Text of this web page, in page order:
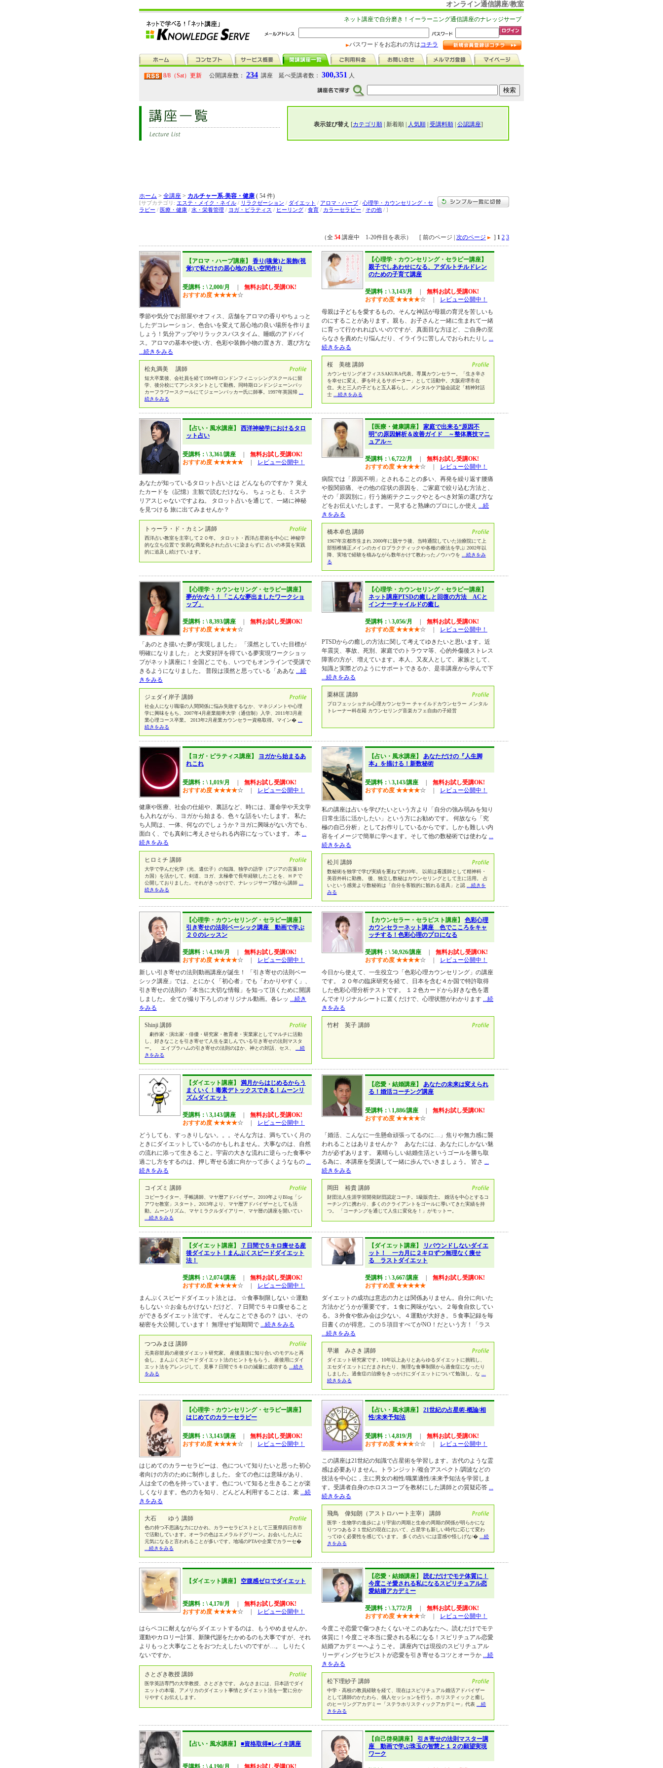
オンライン通信講座/教室
ネット講座で自分磨き！イーラーニング通信講座のナレッジサーブ
パスワードをお忘れの方はコチラ
8/8（Sat）更新 公開講座数： 234 講座 延べ受講者数： 300,351 人
表示並び替え [カテゴリ順| 新着順 | 人気順| 受講料順| 公認講座]
ホーム > 全講座 > カルチャー系-美容・健康 ( 54 件)
[サブカテゴリ: エステ・メイク・ネイル / リラクゼーション / ダイエット / アロマ・ハーブ / 心理学・カウンセリング・セ
ラピー / 医療・健康 / 水・栄養管理 / ヨガ・ピラティス / ヒーリング / 食育 / カラーセラピー / その他 / ]
（全 54 講座中 1-20件目を表示） [ 前のページ | 次のページ ] 1 2 3
【アロマ・ハーブ講座】 香り(嗅覚)と装飾(視
覚)で私だけの居心地の良い空間作り
受講料：\ 2,000/月
無料お試し受講OK!
おすすめ度 ★★★★☆
季節や気分でお部屋やオフィス、店舗をアロマの香りやちょっと
したデコレーション、色合いを変えて居心地の良い場所を作りま
しょう！気分アップやリラックスバスタイム、睡眠のアドバイ
ス。アロマの基本や使い方、色彩や装飾小物の置き方、選び方な
...続きをみる
松丸満美 講師
短大卒業後、会社員を経て1994年ロンドンフィニッシングスクールに留
学、後分校にてアシスタントとして勤務。同時期ロンドンジェーンパッ
カーフラワースクールにてジェーンパッカー氏に師事。1997年英国帰
続きをみる
【心理学・カウンセリング・セラピー講座】
親子でしあわせになる、アダルトチルドレン
のための子育て講座
受講料：\ 3,143/月
無料お試し受講OK!
おすすめ度 ★★★★☆
レビュー公開中！
母親は子どもを愛するもの。そんな神話が母親の育児を苦しいも
のにすることがあります。親も、お子さんと一緒に生まれて一緒
に育って行かれればいいのですが、真面目な方ほど、ご自身の至
らなさを責めたり悩んだり、イライラに苦しんでおられたりし ...
続きをみる
桜 美穂 講師
カウンセリングオフィスSAKURA代表。専属カウンセラー。「生き辛さ
を幸せに変え、夢を叶えるサポーター」として活動中。大阪府堺市在
住。夫と三人の子どもと五人暮らし。メンタルケア協会認定「精神対話
士
...続きをみる
【占い・風水講座】 西洋神秘学におけるタロ
ット占い
受講料：\ 3,361/講座
無料お試し受講OK!
おすすめ度 ★★★★★ レビュー公開中！
あなたが知っているタロット占いとは どんなものですか？ 覚え
たカードを（記憶）主観で読むだけなら。 ちょっとも、ミステ
リアスじゃないですよね。 タロット占いを通じて、一緒に神秘
を見つける 旅に出てみませんか？
トゥーラ・ド・カミン 講師
西洋占い教室を主宰して２０年。 タロット・西洋占星術を中心に 神秘学
的な立ち位置で 安易な商業化された占いに染まらずに 占いの本質を実践
的に追及し続けています。
【医療・健康講座】 家庭で出来る“原因不
明”の原因解析＆改善ガイド ～整体裏技マニ
ュアル～
受講料：\ 6,722/月
無料お試し受講OK!
おすすめ度 ★★★★☆
レビュー公開中！
病院では「原因不明」とされることの多い、再発を繰り返す腰痛
や股関節痛、その他の症状の原因を、ご家庭で絞り込む方法と、
その「原因別に」行う施術テクニックやとるべき対策の選び方な
どをお伝えいたします。 一見すると熟練のプロにしか使え ...続
きをみる
橋本卓也 講師
1967年京都市生まれ 2000年に脱サラ後、当時通院していた治療院にて上
部頸椎矯正メインのカイロプラクティックや各種の療法を学ぶ 2002年以
降、実地で経験を積みながら数年かけて教わったノウハウを
...続きをみ
る
【心理学・カウンセリング・セラピー講座】
夢がかなう！「こんな夢出ましたワークショ
ップ」
受講料：\ 8,393/講座
無料お試し受講OK!
おすすめ度 ★★★★☆
「あのとき描いた夢が実現しました」 「漠然としていた目標が
明確になりました」 と大変好評を得ている夢実現ワークショッ
プがネット講座に！全国どこでも、いつでもオンラインで受講で
きるようになりました。 普段は漠然と思っている「ああな ...続
きをみる
ジェダイ岸子 講師
社会人になり職場の人間関係に悩み失敗するなか、マネジメントや心理
学に興味をもち、2007年4月産業能率大学（通信制）入学、2011年3月産
業心理コース卒業。 2013年2月産業カウンセラー資格取得。マイン�
続きをみる
【心理学・カウンセリング・セラピー講座】
ネット講座PTSDの癒しと回復の方法 ACと
インナーチャイルドの癒し
受講料：\ 3,056/月
無料お試し受講OK!
おすすめ度 ★★★★☆
レビュー公開中！
PTSDからの癒しの方法に関して考えてゆきたいと思います。近
年震災、事故、死別、家庭でのトラウマ等、心的外傷後ストレス
障害の方が、増えています。本人、又友人として、家族として、
知識と実際どのようにサポートできるか、是非講座から学んで下
...続きをみる
栗林匡 講師
プロフェッショナル心理カウンセラー チャイルドカウンセラー メンタル
トレーナー科在籍 カウンセリング音楽カフェ自由の子経営
【ヨガ・ピラティス講座】 ヨガから始まるあ
れこれ
受講料：\ 1,019/月
無料お試し受講OK!
おすすめ度 ★★★★☆ レビュー公開中！
健康や医療、社会の仕組や、裏話など、時には、運命学や天文学
も入れながら、ヨガから始まる、色々な話をいたします。 私た
ち人間は、一体、何なのでしょうか？ヨガに興味がない方でも、
面白く、でも真剣に考えさせられる内容になっています。 本 ...
続きをみる
ヒロミチ 講師
大学で学んだ化学（光、遺伝子）の知識、独学の語学（アジアの言葉10
カ国）を活かして、剣道、ヨガ、太極拳で長年経験したことを、ＨＰで
公開しておりました。それがきっかけで、ナレッジサーブ様から講師
続きをみる
【占い・風水講座】 あなただけの『人生脚
本』を描ける！新数秘術
受講料：\ 3,143/講座
無料お試し受講OK!
おすすめ度 ★★★★☆ レビュー公開中！
私の講座は占いを学びたいという方より「自分の強み弱みを知り
日常生活に活かしたい」という方にお勧めです。 何故なら「究
極の自己分析」としてお作りしているからです。しかも難しい内
容をイメージで簡単に学べます。そして他の数秘術では使わな ...
続きをみる
松川 講師
数秘術を独学で学び実績を重ねて約10年。 以前は看護師として精神科・
美容外科に勤務。 後、独立し数秘はカウンセリングとして主に活用。 占
いという感覚より数秘術は「自分を客観的に観れる道具」と認
...続きを
みる
【心理学・カウンセリング・セラピー講座】
引き寄せの法則ベーシック講座 動画で学ぶ
２０のレッスン
受講料：\ 4,190/月
無料お試し受講OK!
おすすめ度 ★★★★☆
レビュー公開中！
新しい引き寄せの法則動画講座が誕生！ 「引き寄せの法則ベー
シック講座」では、とにかく「初心者」でも「わかりやすく」、
引き寄せの法則の「本当に大切な情報」を知って頂くために開講
しました。 全てが撮り下ろしのオリジナル動画。各レッ ...続き
をみる
Shinji 講師
劇作家・演出家・俳優・研究家・教育者・実業家としてマルチに活動
し、好きなことを引き寄せて人生を楽しんでいる引き寄せの法則マスタ
ー。 エイブラハムの引き寄せの法則のほか、神との対話、セス、
...続
きをみる
【カウンセラー・セラピスト講座】 色彩心理
カウンセラーネット講座 色でこころをキャ
ッチする！色彩心理のプロになる
受講料：\ 50,926/講座
無料お試し受講OK!
おすすめ度 ★★★★☆
レビュー公開中！
今日から使えて、一生役立つ「色彩心理カウンセリング」の講座
です。 ２０年の臨床研究を経て、日本を含む４か国で特許取得
した色彩心理分析テストです。 １２色カードから好きな色を選
んでオリジナルシートに置くだけで、心理状態がわかります ...続
きをみる
竹村 英子 講師
【ダイエット講座】 満月からはじめるからう
まくいく！毒素デトックスできる！ムーンリ
ズムダイエット
受講料：\ 3,143/講座
無料お試し受講OK!
おすすめ度 ★★★★☆
レビュー公開中！
どうしても、すっきりしない。。。そんな方は、満ちていく月の
ときにダイエットしているのかもしれません。大事なのは、自然
の流れに添って生きること。宇宙の大きな流れに逆らった食事や
過ごし方をするのは、押し寄せる波に向かって歩くようなもの ...
続きをみる
コイズミ 講師
コピーライター、手帳講師、マヤ暦アドバイザー。2010年よりBlog「シ
アワセ教室」スタート。2013年より、マヤ暦アドバイザーとしても活
動。ムーンリズム、マヤミラクルダイアリー、マヤ暦の講座を開いてい
...続きをみる
【恋愛・結婚講座】 あなたの未来は変えられ
る！婚活コーチング講座
受講料：\ 1,886/講座
無料お試し受講OK!
おすすめ度 ★★★★☆
「婚活、こんなに一生懸命頑張ってるのに…」焦りや無力感に襲
われることはありませんか？ あなたには、あなたにしかない魅
力が必ずあります。 素晴らしい結婚生活というゴールを勝ち取
る為に、本講座を受講して一緒に歩んでいきましょう。 皆さ ...
続きをみる
岡田 裕貴 講師
財団法人生涯学習開発財団認定コーチ。1級販売士。 婚活を中心とするコ
ーチングに携わり、多くのクライアントをゴールに導いてきた実績を持
つ。 「コーチングを通じて人生に変化を！」がモットー。
【ダイエット講座】
７日間で５キロ痩せる産
後ダイエット！まんぷくスピードダイエット
法！
受講料：\ 2,074/講座
無料お試し受講OK!
おすすめ度 ★★★★☆
レビュー公開中！
まんぷくスピードダイエット法とは。 ☆食事制限しない ☆運動
もしない ☆お金もかけない だけど、７日間で５キロ痩せること
ができるダイエット法です。 そんなことできるの？ はい、その
秘密を大公開しています！ 無理せず短期間で ...続きをみる
つつみまほ 講師
元美容部員の産後ダイエット研究家。 産後直後に知り合いのモデルと再
会し、まんぷくスピードダイエット法のヒントをもらう。 産後用にダイ
エット法をアレンジして、見事７日間で５キロの減量に成功する
...続き
をみる
【ダイエット講座】
リバウンドしないダイエ
ット！ 一カ月に２キロずつ無理なく痩せ
る ラストダイエット
受講料：\ 3,667/講座
無料お試し受講OK!
おすすめ度 ★★★★★
ダイエットの成功は意志の力とは関係ありません。自分に向いた
方法かどうかが重要です。１食に興味がない。２毎食自炊してい
る。３外食や飲み会は少ない。４運動が大好き。５食事記録を毎
日書くのが得意。この５項目すべてがNO！だという方！「ラス
...続きをみる
早瀬 みさき 講師
ダイエット研究家です。10年以上ありとあらゆるダイエットに挑戦し、
エセダイエットにだまされたり、無理な食事制限から過食症になったり
しました。過食症の治療をきっかけにダイエットについて勉強し、な
続きをみる
【心理学・カウンセリング・セラピー講座】
はじめてのカラーセラピー
受講料：\ 3,143/講座
無料お試し受講OK!
おすすめ度 ★★★★☆ レビュー公開中！
はじめてのカラーセラピーは、色について知りたいと思った初心
者向けの方のために制作しました。 全ての色には意味があり、
人は全ての色を持っています。色について知ると生きることが楽
しくなります。色の力を知り、どんどん利用することは、素 ...続
きをみる
大石 ゆう 講師
色の持つ不思議な力にひかれ、カラーセラピストとして三重県四日市市
で活動しています。オーラの色はエメラルドグリーン。お会いした人に
元気になると言われることが多いです。地域のPTAや企業でカラーセ�
...続きをみる
【占い・風水講座】 21世紀の占星術-概論/相
性/未来予知法
受講料：\ 4,819/月
無料お試し受講OK!
おすすめ度 ★★★☆☆ レビュー公開中！
この講座は21世紀の知識で占星術を学習します。古代のような霊
感は必要ありません。トランジット/複合アスペクト/調波などの
技法を中心に，主に男女の相性/職業適性/未来予知法を学習しま
す。受講者自身のホロスコープを教材にした講師との質疑応答 ...
続きをみる
飛鳥 偉知朗（アストロハート主宰） 講師
医学・生物学の進歩により宇宙の周期と生命の周期の関係が明らかにな
りつつある２１世紀の現在において、占星学も新しい時代に応じて変わ
ってゆく必要性を感じています。 多くの占いには霊感や怪しげな/�
...続
きをみる
【ダイエット講座】 空腹感ゼロでダイエット
受講料：\ 4,170/月
無料お試し受講OK!
おすすめ度 ★★★★☆ レビュー公開中！
はらペコに耐えながらダイエットするのは、もうやめませんか。
運動やカロリー計算、新陳代謝をたかめるのも大事ですが、それ
よりもっと大事なことをおつたえしたいのですが…。 しりたく
ないですか。
さとざき教授 講師
医学英語専門の大学教授、さとざきです。 みなさまには、日本語でダイ
エットの本場、アメリカのダイエット事情とダイエット法を一驚に分か
りやすくお伝えします。
【恋愛・結婚講座】 読むだけでモテ体質に！
今度こそ愛される私になるスピリチュアル恋
愛結婚アカデミー
受講料：\ 3,772/月
無料お試し受講OK!
おすすめ度 ★★★★☆
レビュー公開中！
今度こそ恋愛で傷つきたくないそこのあなたへ。読むだけでモテ
体質に！今度こそ本当に愛される私になる！スピリチュアル恋愛
結婚アカデミーへようこそ。 講座内では現役のスピリチュアル
リーディングセラピストが恋愛を引き寄せるコツとオーラか ...続
きをみる
松下理紗子 講師
中学・高校の教員経験を経て、現在はスピリチュアル婚活アドバイザー
として講師のかたわら、個人セッションを行う。ホリスティックと癒し
のヒーリングアカデミー「ステラホリスティックアカデミー」代表
...続
きをみる
【占い・風水講座】 ■資格取得■レイキ講座
受講料：\ 4,190/月 無料お試し受講OK!
【自己啓発講座】 引き寄せの法則マスター講
座 動画で学ぶ珠玉の智慧と１２の願望実現
ワーク